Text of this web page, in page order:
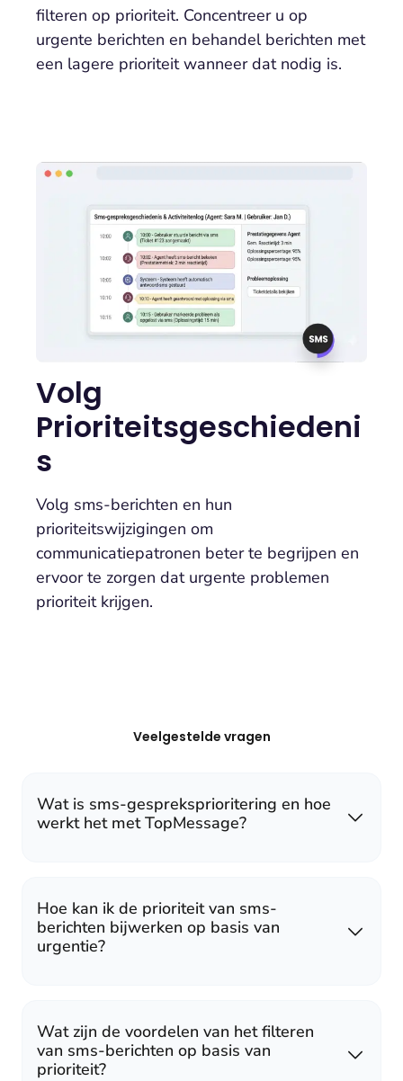
filteren op prioriteit. Concentreer u op
urgente berichten en behandel berichten met
een lagere prioriteit wanneer dat nodig is.
Volg
Prioriteitsgeschiedeni
s
Volg sms-berichten en hun
prioriteitswijzigingen om
communicatiepatronen beter te begrijpen en
ervoor te zorgen dat urgente problemen
prioriteit krijgen.
Veelgestelde vragen
Wat is sms-gespreksprioritering en hoe
werkt het met TopMessage?
Hoe kan ik de prioriteit van sms-
berichten bijwerken op basis van
urgentie?
Wat zijn de voordelen van het filteren
van sms-berichten op basis van
prioriteit?